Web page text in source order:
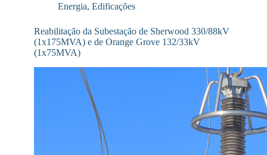
Energia, Edificações
Reabilitação da Subestação de Sherwood 330/88kV
(1x175MVA) e de Orange Grove 132/33kV
(1x75MVA)